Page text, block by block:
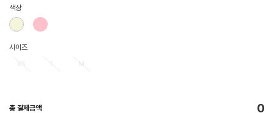
색상
사이즈
총 결제금액 0